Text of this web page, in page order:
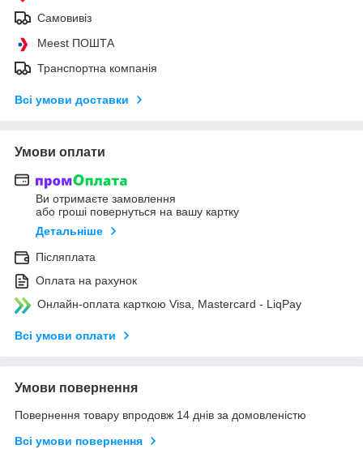
Самовивіз
Meest ПОШТА
Транспортна компанія
Всі умови доставки
Умови оплати
Ви отримаєте замовлення
або гроші повернуться на вашу картку
Детальніше
Післяплата
Оплата на рахунок
Онлайн-оплата карткою Visa, Mastercard - LiqPay
Всі умови оплати
Умови повернення
Повернення товару впродовж 14 днів за домовленістю
Всі умови повернення